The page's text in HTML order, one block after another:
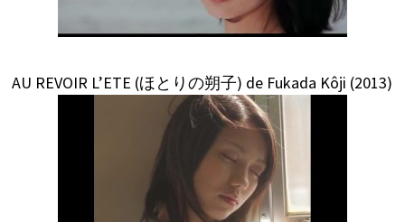
AU REVOIR L’ETE (ほとりの朔子) de Fukada Kôji (2013)